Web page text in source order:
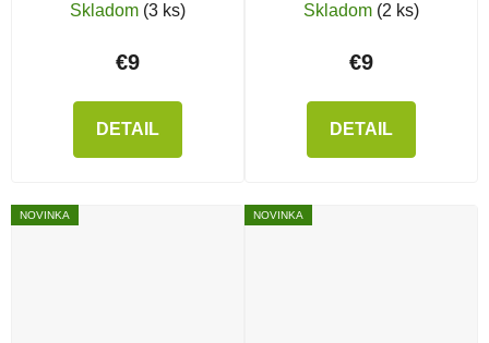
Skladom (3 ks)
€9
DETAIL
Skladom (2 ks)
€9
DETAIL
NOVINKA NOVINKA